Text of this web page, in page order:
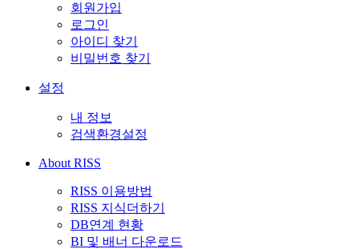
회원가입
로그인
아이디 찾기
비밀번호 찾기
설정
내 정보
검색환경설정
About RISS
RISS 이용방법
RISS 지식더하기
DB연계 현황
BI 및 배너 다운로드